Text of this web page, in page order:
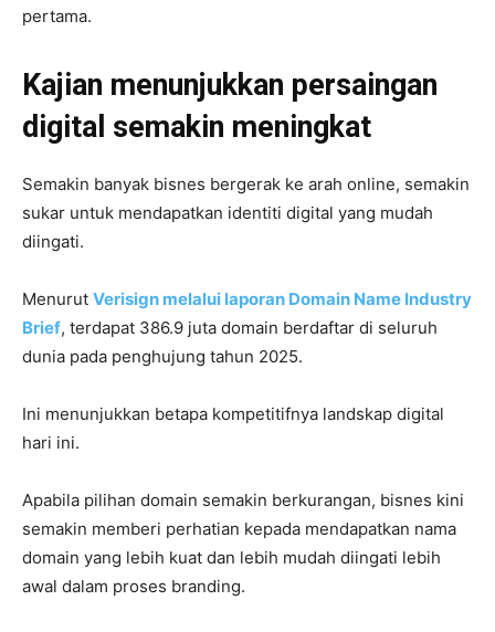
pertama.
Kajian menunjukkan persaingan
digital semakin meningkat
Semakin banyak bisnes bergerak ke arah online, semakin
sukar untuk mendapatkan identiti digital yang mudah
diingati.
Menurut Verisign melalui laporan Domain Name Industry
Brief, terdapat 386.9 juta domain berdaftar di seluruh
dunia pada penghujung tahun 2025.
Ini menunjukkan betapa kompetitifnya landskap digital
hari ini.
Apabila pilihan domain semakin berkurangan, bisnes kini
semakin memberi perhatian kepada mendapatkan nama
domain yang lebih kuat dan lebih mudah diingati lebih
awal dalam proses branding.